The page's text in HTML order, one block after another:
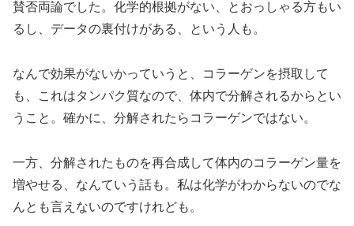
賛否両論でした。化学的根拠がない、とおっしゃる方もい
るし、データの裏付けがある、という人も。
なんで効果がないかっていうと、コラーゲンを摂取して
も、これはタンパク質なので、体内で分解されるからとい
うこと。確かに、分解されたらコラーゲンではない。
一方、分解されたものを再合成して体内のコラーゲン量を
増やせる、なんていう話も。私は化学がわからないのでな
んとも言えないのですけれども。